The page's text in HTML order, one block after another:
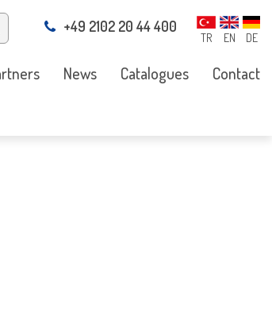
TR EN DE
+49 2102 20 44 400
News Catalogues Contact